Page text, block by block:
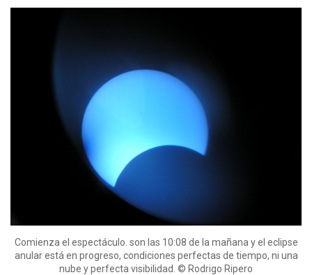
Comienza el espectáculo. son las 10:08 de la mañana y el eclipse
anular está en progreso, condiciones perfectas de tiempo, ni una
nube y perfecta visibilidad. © Rodrigo Ripero